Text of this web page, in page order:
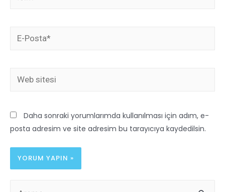
Daha sonraki yorumlarımda kullanılması için adım, e-
posta adresim ve site adresim bu tarayıcıya kaydedilsin.